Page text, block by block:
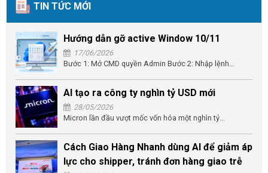
TIN TỨC MỚI
Hướng dẫn gỡ active Window 10/11
17/06/2026
Bước 1: Mở CMD quyền Admin Bước 2: Nhập lệnh...
AI tạo ra công ty nghìn tỷ USD mới
28/05/2026
Micron lần đầu vượt mốc vốn hóa một nghìn tỷ...
Cách Giao Hàng Nhanh dùng AI để giảm áp
lực cho shipper, tránh đơn hàng giao trễ